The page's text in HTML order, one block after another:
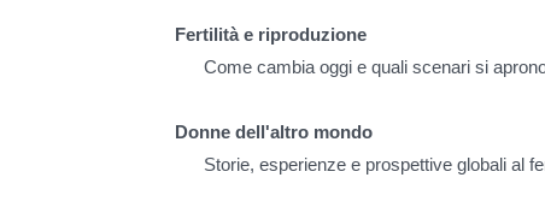
Fertilità e riproduzione
Come cambia oggi e quali scenari si
Donne dell'altro mondo
Storie, esperienze e prospettive globali al